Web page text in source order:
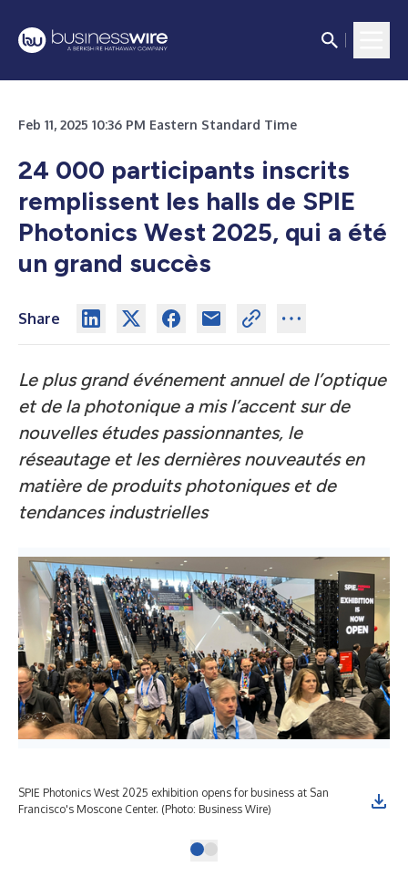
Feb 11, 2025 10:36 PM Eastern Standard Time
24 000 participants inscrits
remplissent les halls de SPIE
Photonics West 2025, qui a été
un grand succès
Share
Le plus grand événement annuel de l’optique
et de la photonique a mis l’accent sur de
nouvelles études passionnantes, le
réseautage et les dernières nouveautés en
matière de produits photoniques et de
tendances industrielles
SPIE Photonics West 2025 exhibition opens for business at San
Francisco's Moscone Center. (Photo: Business Wire)